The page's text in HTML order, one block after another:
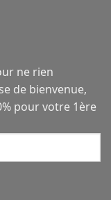
ne rien
de bienvenue,
pour votre 1ère